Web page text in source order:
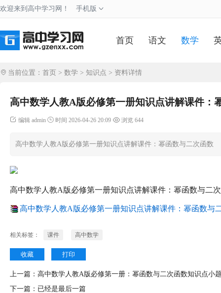
欢迎来到高中学习网！ 手机版
首页 语文 数学
当前位置： 首页 > 数学 > 知识点 > 资料详情
高中数学人教A版必修第一册知识点讲解课件：
编辑 admin 时间 2026-04-26 20:09 浏览 644
高中数学人教A版必修第一册知识点讲解课件：幂函数与二次函数
高中数学人教A版必修第一册知识点讲解课件：幂函数与二
高中数学人教A版必修第一册知识点讲解课件：幂函数与
相关标签： 课件 高中数学
收藏 打印
上一篇： 高中数学人教A版必修第一册：幂函数与二次函数知识点小
下一篇：已经是最后一篇